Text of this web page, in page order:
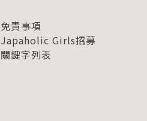
免責事項
Japaholic Girls招募
關鍵字列表